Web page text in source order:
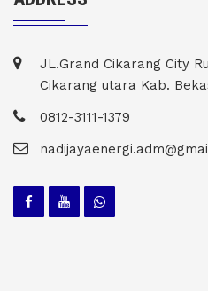
JL.Grand Cikarang City
Cikarang utara Kab.
0812-3111-1379